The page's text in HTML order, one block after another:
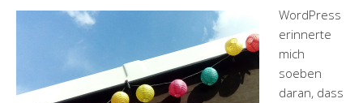
WordPress
erinnerte
mich
soeben
daran, dass